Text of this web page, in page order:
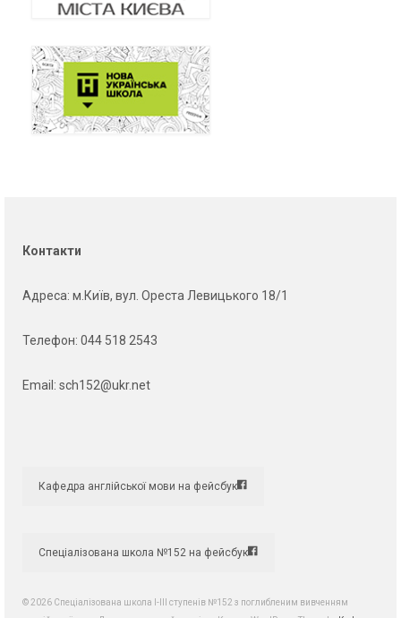
Контакти
Адреса: м.Київ, вул. Ореста Левицького 18/1
Телефон: 044 518 2543
Email: sch152@ukr.net
Кафедра англійської мови на фейсбук
Спеціалізована школа №152 на фейсбук
© 2026 Спеціалізована школа І-ІІІ ступенів №152 з поглибленим вивченням